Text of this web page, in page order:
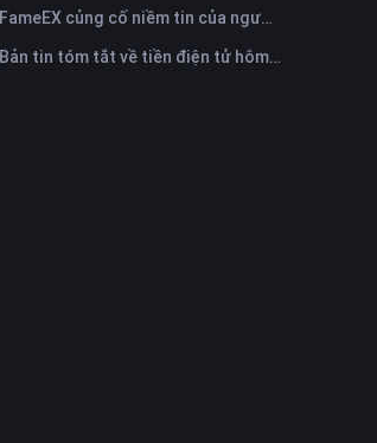
FameEX củng cố niềm tin của người dùng thông qua tám năm hoạt động ổn định và tăng trưởng toàn cầu
Bản tin tóm tắt về tiền điện tử hôm nay trên FameEX | Ngày 28 tháng 7 năm 2026